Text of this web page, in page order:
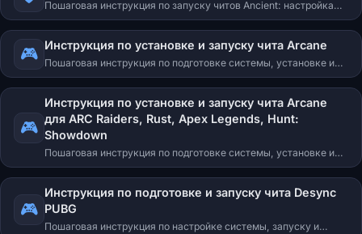
Пошаговая инструкция по запуску читов Ancient: настройка
оверлеев (NVidia App/SteelSeries для обычных игр и
Medal/Discord для Apex/ARC Raiders/Delta Force), запуск
лоадера, системные требования и решение частых ошибок
(FAQ).
🎮 Инструкция по установке и запуску чита Arcane
Пошаговая инструкция по подготовке системы, установке и
запуску чита Arcane. Настройка видеокарты, активация
ключа, решение типичных ошибок.
🎮
Инструкция по установке и запуску чита Arcane
для ARC Raiders, Rust, Apex Legends, Hunt:
Showdown
Пошаговая инструкция по подготовке системы, установке и
запуску чита Arcane для ARC Raiders, Rust, Apex Legends и
Hunt: Showdown. Настройка оверлея Discord/Medal, активация
ключа, решение типичных ошибок.
🎮
Инструкция по подготовке и запуску чита Desync
PUBG
Пошаговая инструкция по настройке системы, запуску и